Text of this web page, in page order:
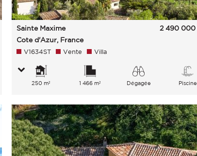
Sainte Maxime
Cote d'Azur, France
2 490 000
V1634ST Vente Villa
250 m² 1 466 m² Dégagée Piscine